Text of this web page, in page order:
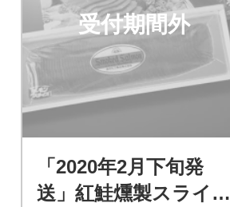
受付期間外
「2020年2月下旬発
送」紅鮭燻製スライス